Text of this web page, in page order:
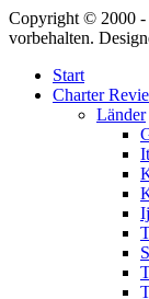
Copyright © 2000 -
vorbehalten.
Start
Charter
Länder